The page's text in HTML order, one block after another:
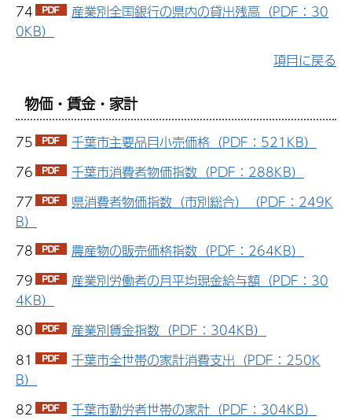
74
産業別全国銀行の県内の貸出残高（PDF：30
0KB）
項目に戻る
物価・賃金・家計
75
千葉市主要品目小売価格（PDF：521KB）
76
千葉市消費者物価指数（PDF：288KB）
77
県消費者物価指数（市別総合）（PDF：249K
B）
78
農産物の販売価格指数（PDF：264KB）
79
産業別労働者の月平均現金給与額（PDF：30
4KB）
80
産業別賃金指数（PDF：304KB）
81
千葉市全世帯の家計消費支出（PDF：250K
B）
82
千葉市勤労者世帯の家計（PDF：304KB）